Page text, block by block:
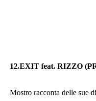
12.EXIT feat. RIZZO
Mostro racconta delle sue